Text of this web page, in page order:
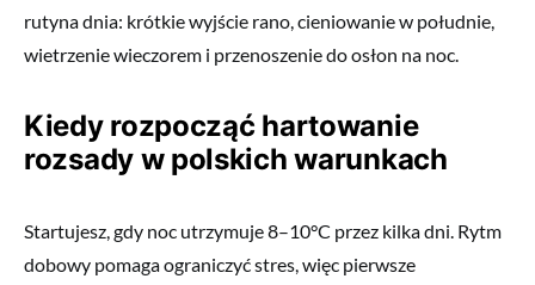
rutyna dnia: krótkie wyjście rano, cieniowanie w południe,
wietrzenie wieczorem i przenoszenie do osłon na noc.
Kiedy rozpocząć hartowanie
rozsady w polskich warunkach
Startujesz, gdy noc utrzymuje 8–10°C przez kilka dni. Rytm
dobowy pomaga ograniczyć stres, więc pierwsze